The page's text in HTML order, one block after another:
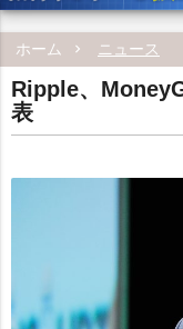
ホーム ニュース
Ripple、
表